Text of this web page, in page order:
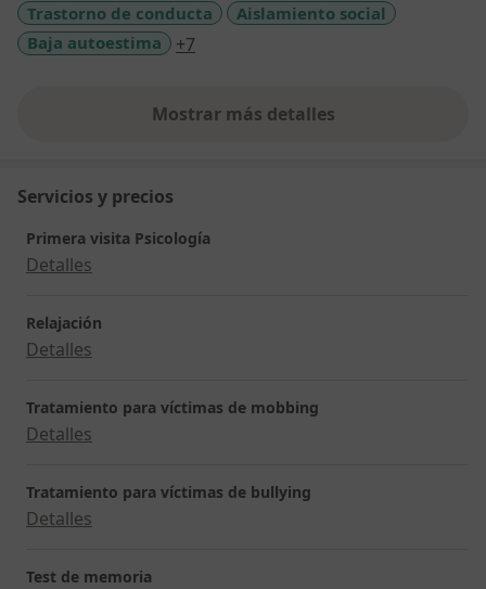
Trastorno de conducta
Aislamiento social
Baja autoestima
+7
Mostrar más detalles
sobre la experiencia
Servicios y precios
Primera visita Psicología
Detalles
Relajación
Detalles
Tratamiento para víctimas de mobbing
Detalles
Tratamiento para víctimas de bullying
Detalles
Test de memoria